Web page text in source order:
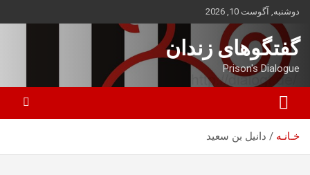
محتوا
بروید
دوشنبه, آگوست 10, 2026
گفتگوهای زندان
Prison's Dialogue
خـانـه دانیل بن سعید